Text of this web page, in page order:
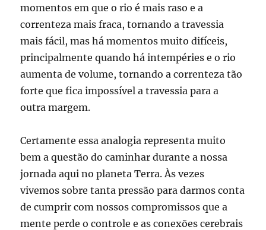
momentos em que o rio é mais raso e a
correnteza mais fraca, tornando a travessia
mais fácil, mas há momentos muito difíceis,
principalmente quando há intempéries e o rio
aumenta de volume, tornando a correnteza tão
forte que fica impossível a travessia para a
outra margem.
Certamente essa analogia representa muito
bem a questão do caminhar durante a nossa
jornada aqui no planeta Terra. Às vezes
vivemos sobre tanta pressão para darmos conta
de cumprir com nossos compromissos que a
mente perde o controle e as conexões cerebrais